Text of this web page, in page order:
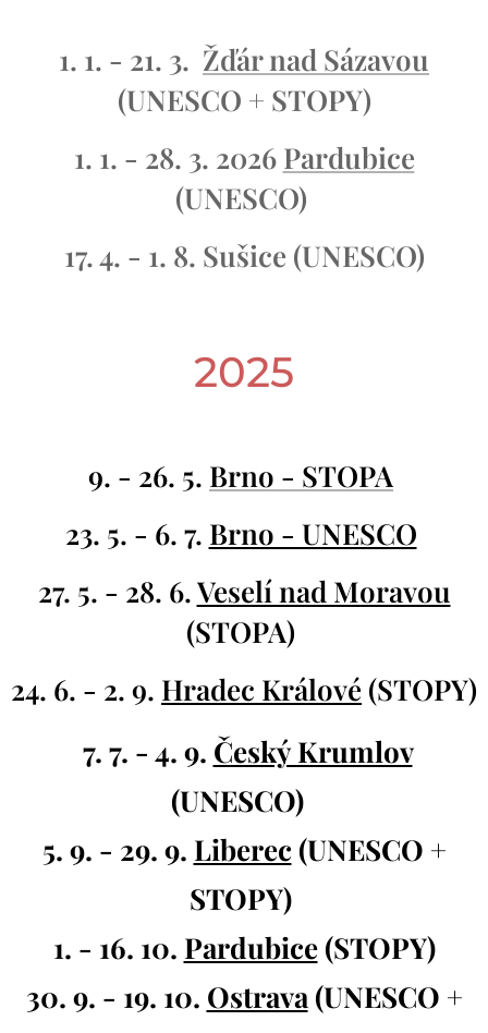
1. 1. - 21. 3. Žďár nad Sázavou
(UNESCO + STOPY)
1. 1. - 28. 3. 2026 Pardubice
(UNESCO)
17. 4. - 1. 8. Sušice (UNESCO)
2025
9. - 26. 5. Brno - STOPA
23. 5. - 6. 7. Brno - UNESCO
27. 5. - 28. 6.Veselí nad Moravou
(STOPA)
24. 6. - 2. 9. Hradec Králové (STOPY)
7. 7. - 4. 9. Český Krumlov
(UNESCO)
5. 9. - 29. 9. Liberec (UNESCO +
STOPY)
1. - 16. 10. Pardubice(STOPY)
30. 9. - 19. 10. Ostrava (UNESCO +